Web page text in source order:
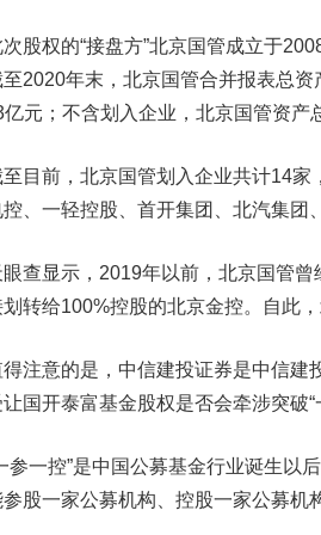
权的“接盘方”北京国管成立于
至2020年末，北京国管合并报表总
元；不含划入企业，北京国管资产
前，北京国管划入企业共计14家
、一轻控股、首开集团、北汽集团、
显示，2019年以前，北京国管曾
转给100%控股的北京金控。自此
意的是，中信建投证券是中信建
国开泰富基金股权是否会牵涉突破“
一控”是中国公募基金行业诞生以
股一家公募机构、控股一家公募机